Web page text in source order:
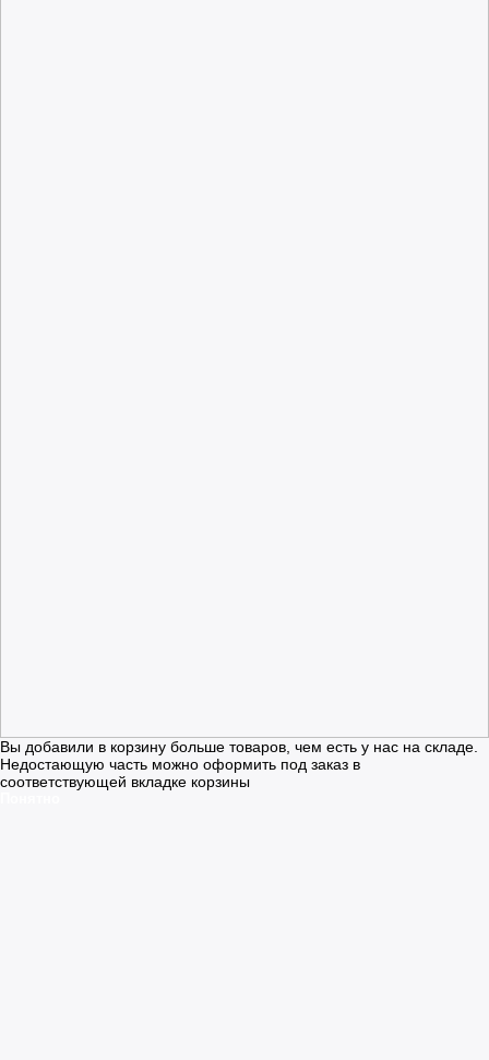
Вы добавили в корзину больше товаров, чем есть у нас на складе.
Недостающую часть можно оформить под заказ в
соответствующей вкладке корзины